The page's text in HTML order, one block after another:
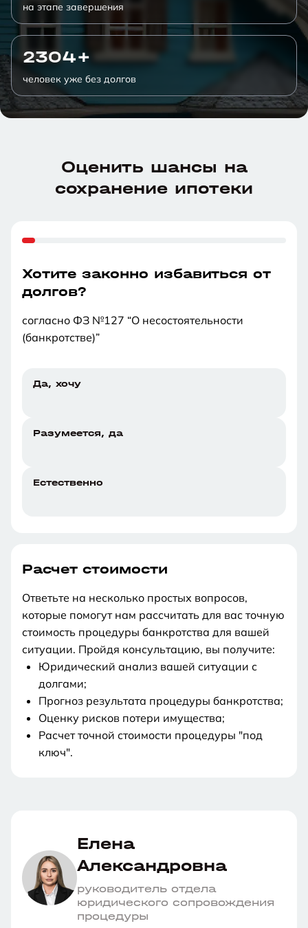
на этапе завершения
2304+
человек уже без долгов
Оценить шансы на
сохранение ипотеки
Хотите законно избавиться от
долгов?
согласно ФЗ №127 “О несостоятельности
(банкротстве)”
Да, хочу
Разумеется, да
Естественно
Расчет стоимости
Ответьте на несколько простых вопросов,
которые помогут нам рассчитать для вас точную
стоимость процедуры банкротства для вашей
ситуации. Пройдя консультацию, вы получите:
Юридический анализ вашей ситуации с
долгами;
Прогноз результата процедуры банкротства;
Оценку рисков потери имущества;
Расчет точной стоимости процедуры "под
ключ".
сумма
ваших
долгов
больше
долга
Законом
127-
зарегистрированы
на
территории
РФ
Российское
гражданство
Возможность
обратиться
долг
связан
с
ст.
159
УК
РФ
результат
Наши
специалисты
ответы
Сумма
сожалению
Суммы
вашего
долга
недостаточно
Однако,
вы
можете
попробовать
сожалению
Возможность
обратиться
заявлением
Однако,
вы
можете
сожалению
Наличие
непогашенной
судимости
Однако,
вы
можете
Елена
Александровна
руководитель отдела
юридического сопровождения
процедуры